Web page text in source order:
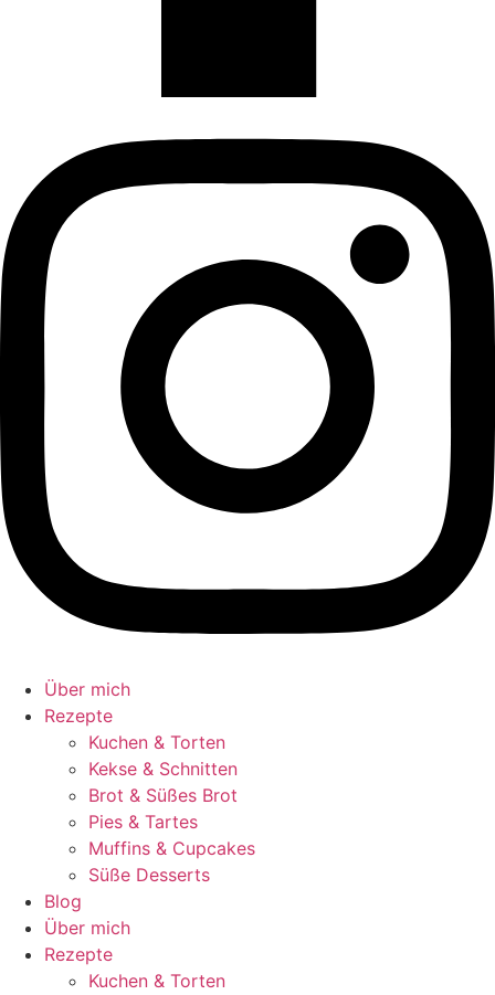
Über mich
Rezepte
Kuchen & Torten
Kekse & Schnitten
Brot & Süßes Brot
Pies & Tartes
Muffins & Cupcakes
Süße Desserts
Blog
Über mich
Rezepte
Kuchen & Torten